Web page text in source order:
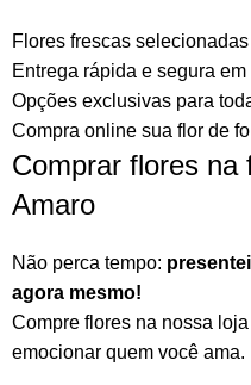
Flores frescas
Entrega rápida e segura em
Opções exclusivas para
Compra online sua flor de
Comprar flores na
Amaro
Não perca tempo:
agora mesmo!
Compre flores na nossa
emocionar quem você ama.